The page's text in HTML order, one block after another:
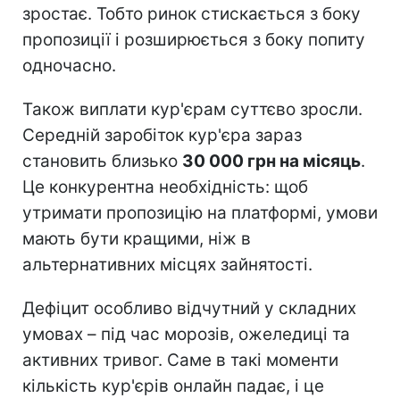
зростає. Тобто ринок стискається з боку
пропозиції і розширюється з боку попиту
одночасно.
Також виплати кур'єрам суттєво зросли.
Середній заробіток кур'єра зараз
становить близько 30 000 грн на місяць.
Це конкурентна необхідність: щоб
утримати пропозицію на платформі, умови
мають бути кращими, ніж в
альтернативних місцях зайнятості.
Дефіцит особливо відчутний у складних
умовах – під час морозів, ожеледиці та
активних тривог. Саме в такі моменти
кількість кур'єрів онлайн падає, і це